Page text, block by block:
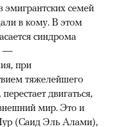
семей
в кому. В этом
синдрома
—
при
тяжелейшего
двигаться,
мир. Это и
(Саид Эль Алами),